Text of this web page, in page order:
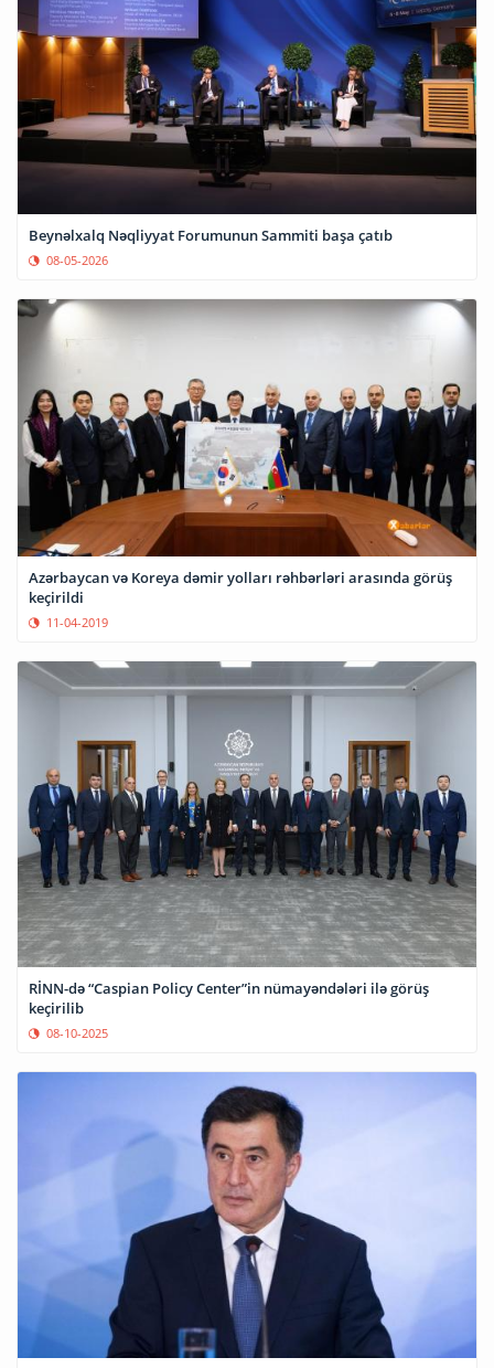
Beynəlxalq Nəqliyyat Forumunun Sammiti başa çatıb
08-05-2026
Azərbaycan və Koreya dəmir yolları rəhbərləri arasında görüş
keçirildi
11-04-2019
RİNN-də “Caspian Policy Center”in nümayəndələri ilə görüş
keçirilib
08-10-2025